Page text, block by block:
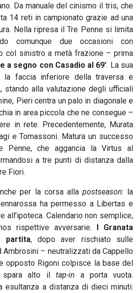
Da manuale del cinismo il tris, che
14 reti in campionato grazie ad una
Nella ripresa il Tre Penne si limita
comunque due occasioni con
col sinistro a metà frazione – prima
a segno con Casadio al 69’. La sua
la faccia inferiore della traversa e
stando alla valutazione degli ufficiali
Pieri centra un palo in diagonale e
in area piccola che ne consegue –
in rete. Precedentemente, Murata
e Tomassoni. Matura un successo
Penne, che aggancia la Virtus al
a tre punti di distanza dalla
Fiori.
per la corsa alla postseason: la
ha permesso a Libertas e
all’ipoteca. Calendario non semplice,
rispettive avversarie. I Granata
partita, dopo aver rischiato sulle
– neutralizzati da Cappello
opposto Rigoni colpisce la base del
spara alto il tap-in a porta vuota.
esultanza a distanza di dieci minuti: